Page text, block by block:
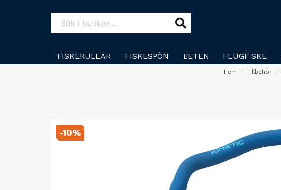
FISKERULLAR FISKESPÖN BETEN FLUGFISKE
Hem Tillbehör
-10%